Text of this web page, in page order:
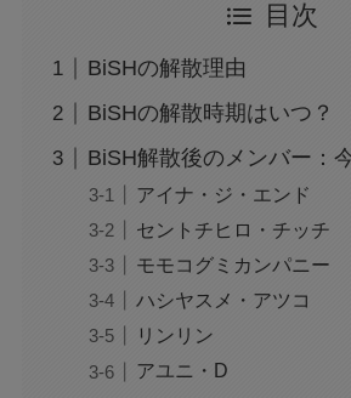
目次
BiSHの解散理由
BiSHの解散時期はいつ？
BiSH解散後のメンバー：
アイナ・ジ・エンド
セントチヒロ・チッチ
モモコグミカンパニー
ハシヤスメ・アツコ
リンリン
アユニ・D